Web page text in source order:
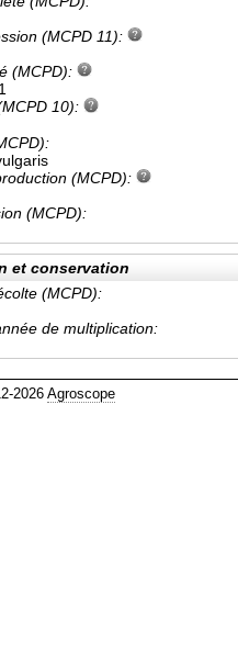
(MCPD 11):
(MCPD):
10):
(MCPD):
(MCPD):
et conservation
(MCPD):
de multiplication:
2026 Agroscope